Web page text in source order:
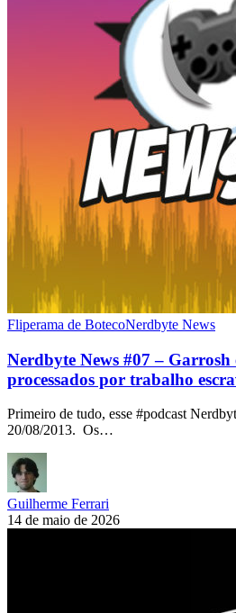
Fliperama de BotecoNerdbyte News
Nerdbyte News #07 – Garrosh
processados por trabalho
Primeiro de tudo, esse #podcast
20/08/2013. Os…
Guilherme Ferrari
14 de maio de 2026